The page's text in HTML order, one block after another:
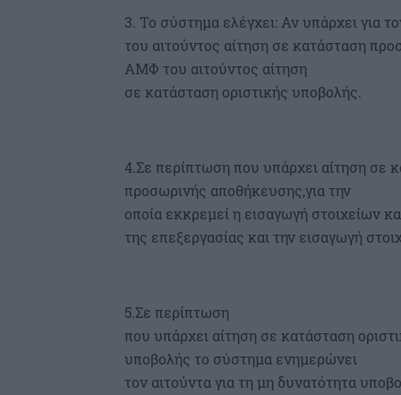
3. Το σύστημα ελέγχει: Αν υπάρχει για
του αιτούντος αίτηση σε κατάσταση
ΑΜΦ του αιτούντος αίτηση
σε κατάσταση οριστικής υποβολής.
4.Σε περίπτωση που υπάρχει αίτηση σε
προσωρινής αποθήκευσης,για την
οποία εκκρεμεί η εισαγωγή στοιχείων
της επεξεργασίας και την εισαγωγή
5.Σε περίπτωση
που υπάρχει αίτηση σε κατάσταση
υποβολής το σύστημα ενημερώνει
τον αιτούντα για τη μη δυνατότητα